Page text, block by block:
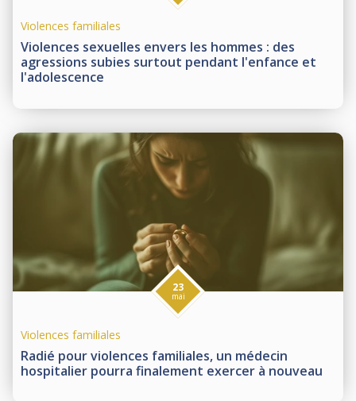
Violences sexuelles envers les hommes : des
agressions subies surtout pendant l'enfance et
l'adolescence
Violences familiales
Radié pour violences familiales, un médecin
hospitalier pourra finalement exercer à nouveau
23
mai
Violences familiales